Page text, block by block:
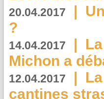
20.04.2017 |
?
14.04.2017 |
Michon a
12.04.2017 |
cantines